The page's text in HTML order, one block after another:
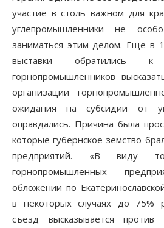
участие в столь важном для
углепромышленники не
заниматься этим делом. Еще в
выставки обратились
горнопромышленников
организации
ожидания на субсидии от
оправдались. Причина была
которые губернское земство
предприятий. «В виду
горнопромышленных
обложении по
в некоторых случаях до 75%
съезд высказывается против